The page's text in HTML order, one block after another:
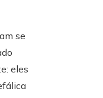
se
eles